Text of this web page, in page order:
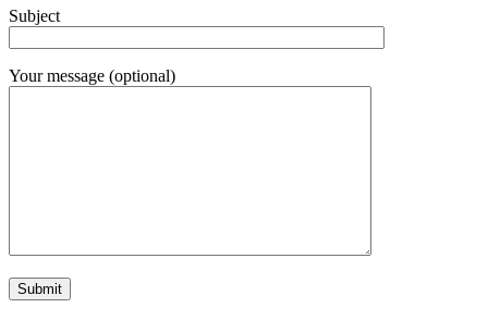
Subject
Your message (optional)